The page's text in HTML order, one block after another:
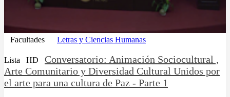
Facultades Letras y Ciencias Humanas
Lista HD
Conversatorio: Animación Sociocultural ,
Arte Comunitario y Diversidad Cultural Unidos por
el arte para una cultura de Paz - Parte 1